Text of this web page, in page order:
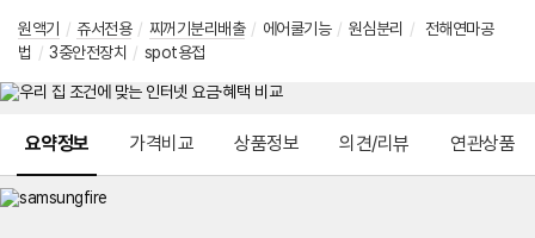
원액기 / 쥬서전용 / 찌꺼기분리배출 / 에어쿨기능 / 원심분리 / 전해연마공
법 / 3중안전장치 / spot용접
요약정보 가격비교 상품정보 의견/리뷰 연관상품